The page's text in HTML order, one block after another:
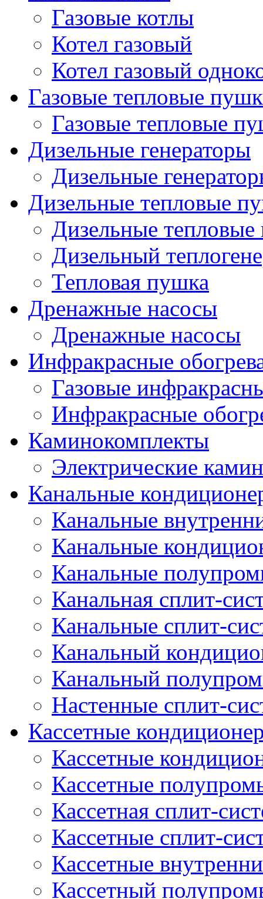
Газовые котлы
Котел газовый
Котел газовый
Газовые тепловые
Газовые тепловые
Дизельные генераторы
Дизельные
Дизельные тепловые
Дизельные
Дизельный
Тепловая пушка
Дренажные насосы
Дренажные насосы
Инфракрасные
Газовые
Инфракрасные
Каминокомплекты
Электрические
Канальные
Канальные
Канальные
Канальные
Канальная сплит-
Канальные сплит-
Канальный
Канальный
Настенные сплит-
Кассетные
Кассетные
Кассетные
Кассетная сплит-
Кассетные сплит-
Кассетные
Кассетный